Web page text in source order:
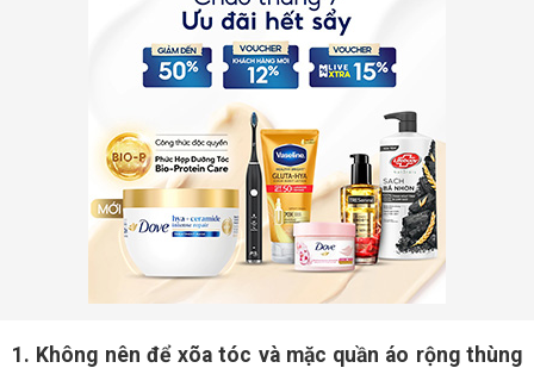
1. Không nên để xõa tóc và mặc quần áo rộng thùng